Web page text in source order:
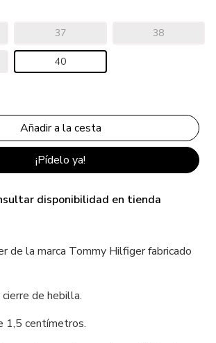
37 38
40
¡Pídelo ya!
disponibilidad en tienda
de la marca Tommy Hilfiger fabricado
de hebilla.
1,5 centímetros.